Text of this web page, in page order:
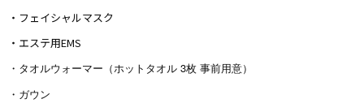
・フェイシャルマスク
・エステ用EMS
・タオルウォーマー（ホットタオル 3枚 事前用意）
・ガウン